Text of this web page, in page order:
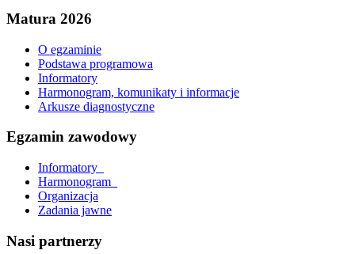
Matura 2026
O egzaminie
Podstawa programowa
Informatory
Harmonogram, komunikaty i informacje
Arkusze diagnostyczne
Egzamin zawodowy
Informatory_
Harmonogram_
Organizacja
Zadania jawne
Nasi partnerzy